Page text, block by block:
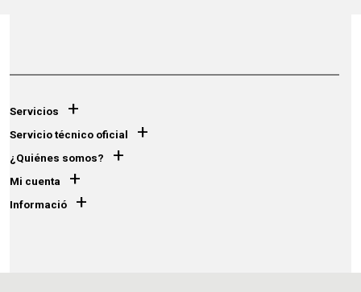
Servicios +
Servicio técnico oficial +
¿Quiénes somos? +
Mi cuenta +
Informació +